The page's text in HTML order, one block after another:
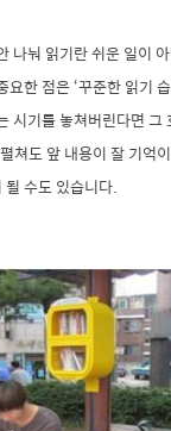
나눠 읽기란 쉬운 일이
한 점은 ‘꾸준한 읽기
시기를 놓쳐버린다면 그
쳐도 앞 내용이 잘 기억
수도 있습니다.